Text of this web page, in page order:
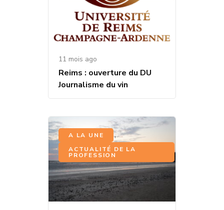
11 mois ago
Reims : ouverture du DU
Journalisme du vin
A LA UNE ,
ACTUALITÉ DE LA
PROFESSION